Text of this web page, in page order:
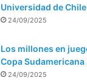
Universidad de
24/09/2025
Los millones en
Copa Sudamericana
24/09/2025